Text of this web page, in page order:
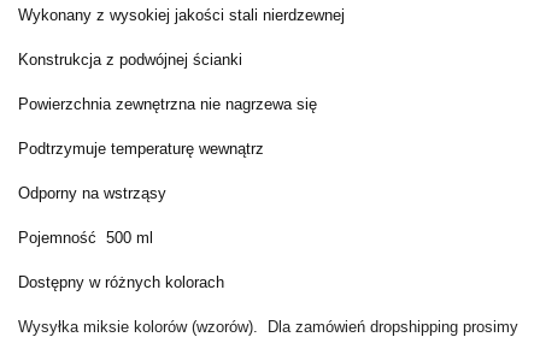
Wykonany z wysokiej jakości stali nierdzewnej
Konstrukcja z podwójnej ścianki
Powierzchnia zewnętrzna nie nagrzewa się
Podtrzymuje temperaturę wewnątrz
Odporny na wstrząsy
Pojemność 500 ml
Dostępny w różnych kolorach
Wysyłka miksie kolorów (wzorów). Dla zamówień dropshipping prosimy